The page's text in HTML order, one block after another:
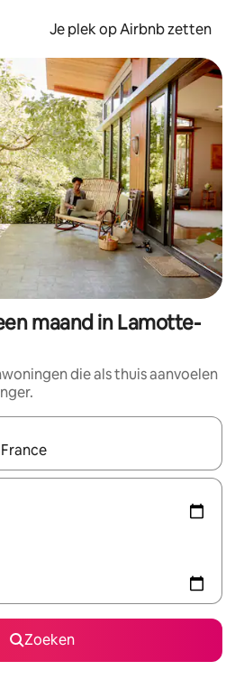
Je plek op Airbnb zetten
maand in Lamotte-
die als thuis aanvoelen
beschikbaar zijn, maak je een keuze
Zoeken